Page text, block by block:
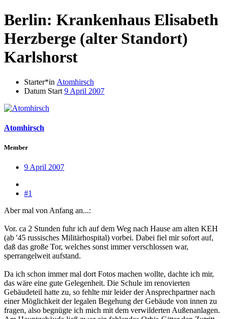
Berlin: Krankenhaus Elisabeth
Herzberge (alter Standort)
Karlshorst
Starter*in Atomhirsch
Datum Start 9 April 2007
Atomhirsch
Member
9 April 2007
#1
Aber mal von Anfang an...:
Vor. ca 2 Stunden fuhr ich auf dem Weg nach Hause am alten KEH
(ab '45 russisches Militärhospital) vorbei. Dabei fiel mir sofort auf,
daß das große Tor, welches sonst immer verschlossen war,
sperrangelweit aufstand.
Da ich schon immer mal dort Fotos machen wollte, dachte ich mir,
das wäre eine gute Gelegenheit. Die Schule im renovierten
Gebäudeteil hatte zu, so fehlte mir leider der Ansprechpartner nach
einer Möglichkeit der legalen Begehung der Gebäude von innen zu
fragen, also begnügte ich mich mit dem verwilderten Außenanlagen.